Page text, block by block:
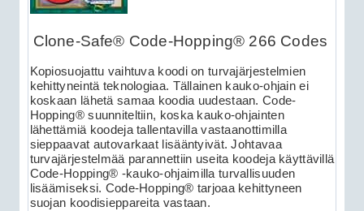
Clone-Safe® Code-Hopping® 266 Codes
Kopiosuojattu vaihtuva koodi on turvajärjestelmien
kehittyneintä teknologiaa. Tällainen kauko-ohjain ei
koskaan lähetä samaa koodia uudestaan. Code-
Hopping® suunniteltiin, koska kauko-ohjainten
lähettämiä koodeja tallentavilla vastaanottimilla
sieppaavat autovarkaat lisääntyivät. Johtavaa
turvajärjestelmää parannettiin useita koodeja käyttävillä
Code-Hopping® -kauko-ohjaimilla turvallisuuden
lisäämiseksi. Code-Hopping® tarjoaa kehittyneen
suojan koodisieppareita vastaan.